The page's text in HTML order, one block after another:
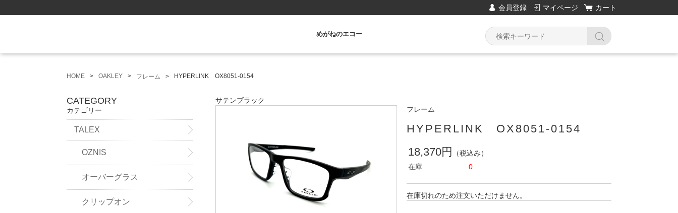
会員登録 マイページ カート
めがねのエコー
HOME OAKLEY フレーム HYPERLINK OX8051-0154
サテンブラック
フレーム
HYPERLINK OX8051-0154
18,370円
（税込み）
在庫
0
在庫切れのため注文いただけません。
CATEGORY
カテゴリー
TALEX
OZNIS
オーバーグラス
クリップオン